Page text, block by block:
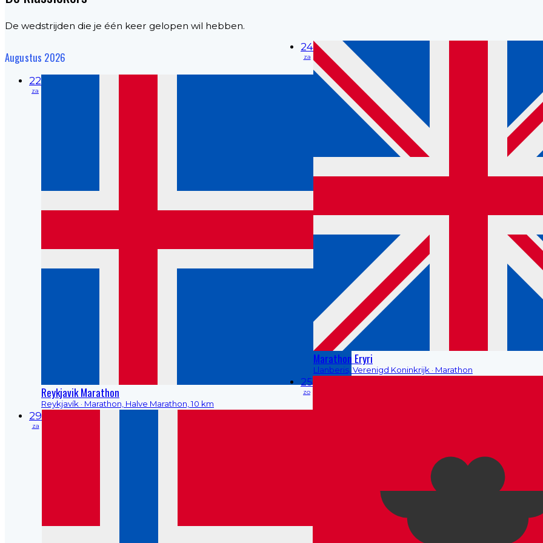
De wedstrijden die je één keer gelopen wil hebben.
Augustus 2026
22
za
Reykjavik Marathon
Reykjavík · Marathon, Halve Marathon, 10 km
29
za
24
za
Marathon Eryri
Llanberis, Verenigd Koninkrijk · Marathon
25
zo